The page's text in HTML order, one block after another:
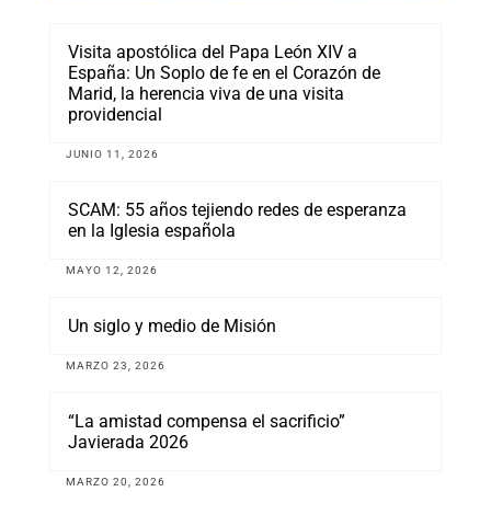
Visita apostólica del Papa León XIV a
España: Un Soplo de fe en el Corazón de
Marid, la herencia viva de una visita
providencial
JUNIO 11, 2026
SCAM: 55 años tejiendo redes de esperanza
en la Iglesia española
MAYO 12, 2026
Un siglo y medio de Misión
MARZO 23, 2026
“La amistad compensa el sacrificio”
Javierada 2026
MARZO 20, 2026